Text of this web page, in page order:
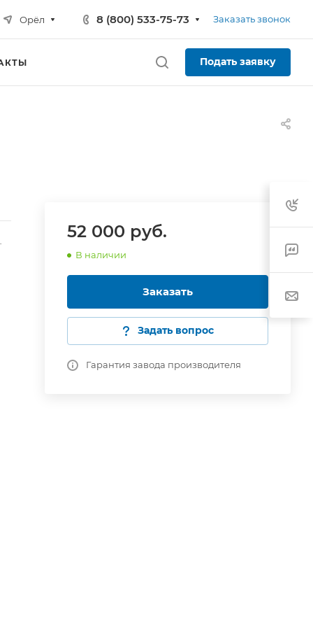
Орёл 8 (800) 533-75-73 Заказать звонок
Подать заявку
52 000 руб.
В наличии
Заказать
Задать вопрос
Гарантия завода производителя